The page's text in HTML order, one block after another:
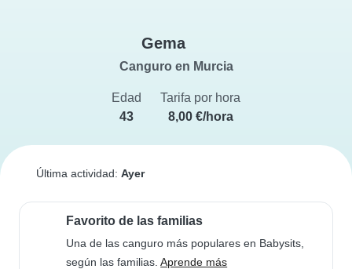
Gema
Canguro en Murcia
Edad
43
Tarifa por hora
8,00 €/hora
Última actividad: Ayer
Favorito de las familias
Una de las canguro más populares en Babysits,
según las familias.Aprende más